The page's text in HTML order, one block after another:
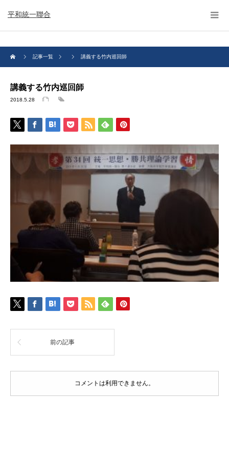
平和統一聯合
記事一覧 講義する竹内巡回師
講義する竹内巡回師
2018.5.28
前の記事
コメントは利用できません。